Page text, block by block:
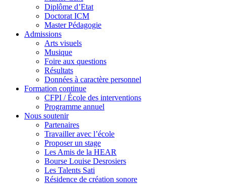
Diplôme d’Etat
Doctorat ICM
Master Pédagogie
Admissions
Arts visuels
Musique
Foire aux questions
Résultats
Données à caractère personnel
Formation continue
CFPI / École des interventions
Programme annuel
Nous soutenir
Partenaires
Travailler avec l’école
Proposer un stage
Les Amis de la HEAR
Bourse Louise Desrosiers
Les Talents Sati
Résidence de création sonore